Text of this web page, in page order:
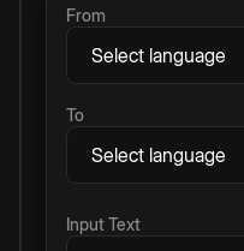
From
To
Input Text